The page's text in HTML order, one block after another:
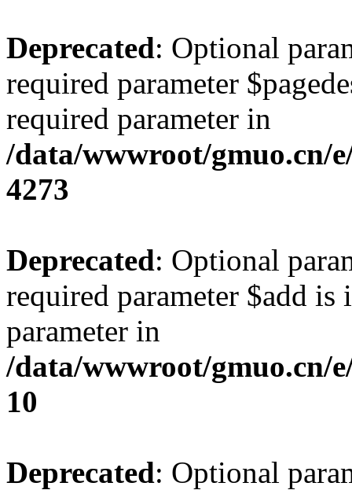
Deprecated: Optional
required parameter
required parameter in
/data/wwwroot/gmuo.cn/
4273
Deprecated: Optional
required parameter $add
parameter in
/data/wwwroot/gmuo.cn/
10
Deprecated: Optional